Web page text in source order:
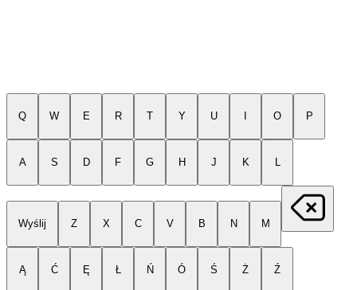
Q W E R T Y U O P
A S D F G H J K L
Wyślij Z X C V B N M
Ą Ć Ę Ł Ń Ó Ś Ż Ź